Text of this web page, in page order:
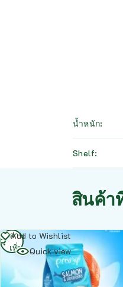
น้ำหนัก
Shelf
สินค้า
Add to Wishlist
Quick view
อ่าน
เพิ่ม